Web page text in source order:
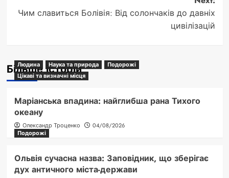
Чим славиться Болівія: Від солончаків до давніх
цивілізацій
Більше історій
Людина Наука та природа
Подорожі
Цікаві та визначні місця
Маріанська впадина: найглибша рана Тихого
океану
Олександр Троценко
04/08/2026
Подорожі
Ольвія сучасна назва: Заповідник, що зберігає
дух античного міста-держави